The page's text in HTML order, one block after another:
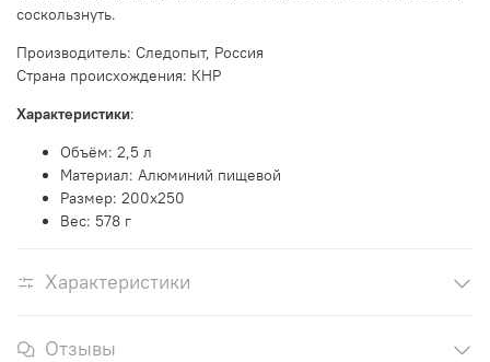
соскользнуть.
Производитель: Следопыт, Россия
Страна происхождения: КНР
Характеристики:
Объём: 2,5 л
Материал: Алюминий пищевой
Размер: 200х250
Вес: 578 г
Характеристики
Отзывы